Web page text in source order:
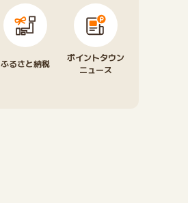
ふるさと納税
ポイントタウン
ニュース